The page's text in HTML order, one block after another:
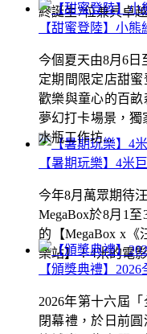
終誕生7位兼具卓
【暑期玩樂】4米
今年8月萬眾期待
MegaBox於8月1
的【MegaBox x
樂站】！4米的電
【甜蜜登陸】小
今個夏天由8月6日
定期間限定店甜
歡樂與童心的百
夢幻打卡場景，
水瓶工作坊...
【頒獎典禮】
2026年第十六屆
閉幕禮，於日前